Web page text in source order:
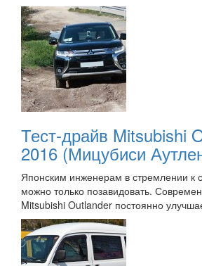
Тест-драйв Mitsubishi
2016 (Мицубиси
Японским инженерам в стремлении к
можно только позавидовать.
Mitsubishi Outlander постоянно